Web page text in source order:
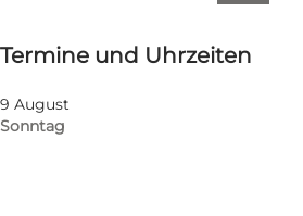
Termine und Uhrzeiten
Termine und Uhrzeiten
9 August
Sonntag
Website besuchen